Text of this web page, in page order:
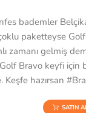
bademler
paketteyse
zamanı gelmiş
Bravo keyfi için
Keşfe hazırsan
SATIN